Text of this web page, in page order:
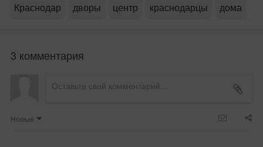
Краснодар дворы центр краснодарцы дома
3 комментария
Новые